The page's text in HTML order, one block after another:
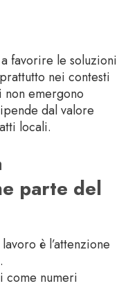
favorire le soluzioni
nei contesti
non emergono
dal valore
locali.
parte del
è l’attenzione
.
come numeri